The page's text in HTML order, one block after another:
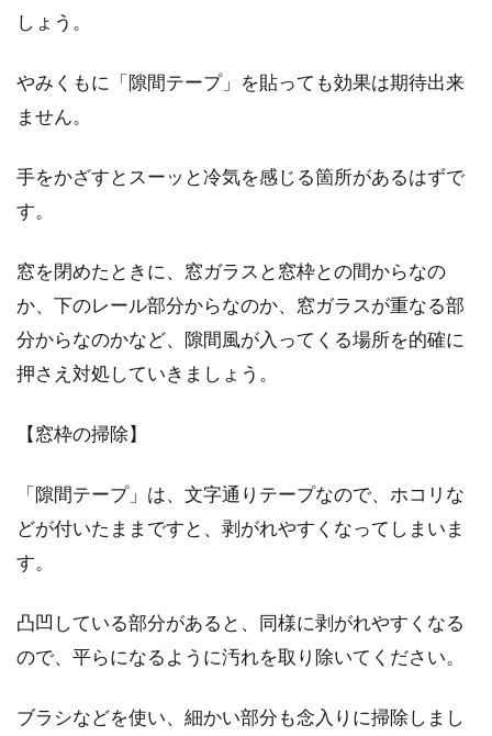
のかわか...
窓の結露を簡単にキャッチ！結露取
りワイパーでピカピカに！
寒い冬の季節に近づくと、窓ガラスに結露が現
れ始め、気付いたらカビが発生していることが
ベランダ用窓のカーテンの長さは？
ぶことが多いですよね。では、ベランダ用窓の
カーテン...
しょう。
やみくもに「隙間テープ」を貼っても効果は期待出来
ません。
手をかざすとスーッと冷気を感じる箇所があるはずで
す。
窓を閉めたときに、窓ガラスと窓枠との間からなの
か、下のレール部分からなのか、窓ガラスが重なる部
分からなのかなど、隙間風が入ってくる場所を的確に
押さえ対処していきましょう。
【窓枠の掃除】
「隙間テープ」は、文字通りテープなので、ホコリな
どが付いたままですと、剥がれやすくなってしまいま
す。
凸凹している部分があると、同様に剥がれやすくなる
ので、平らになるように汚れを取り除いてください。
ブラシなどを使い、細かい部分も念入りに掃除しまし